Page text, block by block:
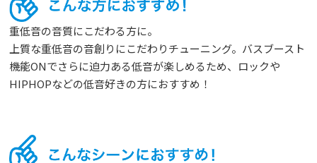
重低音の音質にこだわる方に。
上質な重低音の音創りにこだわりチューニング。バスブースト
機能ONでさらに迫力ある低音が楽しめるため、ロックや
HIPHOPなどの低音好きの方におすすめ！